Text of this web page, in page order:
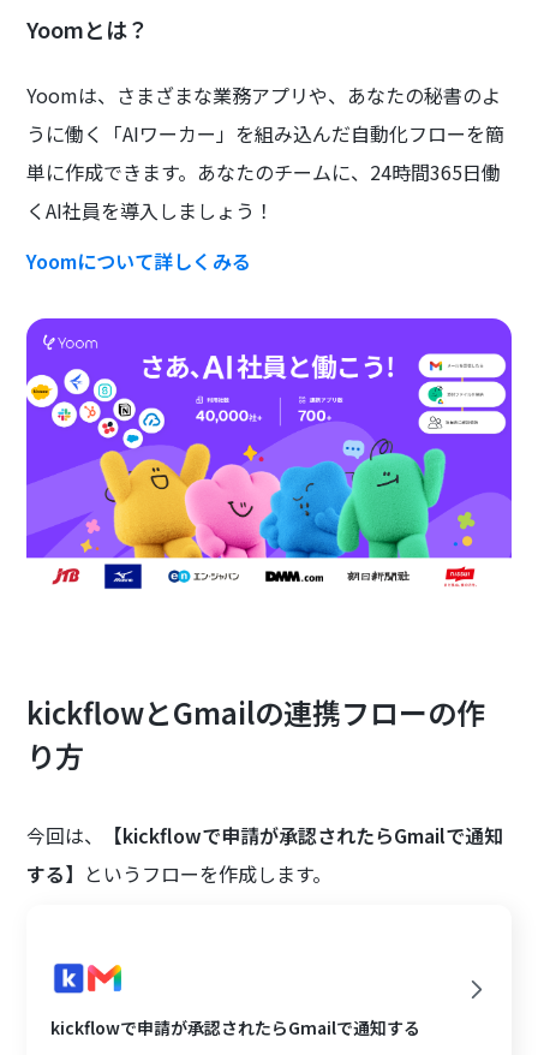
Yoomとは？
Yoomは、さまざまな業務アプリや、あなたの秘書のよ
うに働く「AIワーカー」を組み込んだ自動化フローを簡
単に作成できます。あなたのチームに、24時間365日働
くAI社員を導入しましょう！
Yoomについて詳しくみる
kickflowとGmailの連携フローの作
り方
今回は、
【kickflowで申請が承認されたらGmailで通知
する】 というフローを作成します。
kickflowで申請が承認されたらGmailで通知する